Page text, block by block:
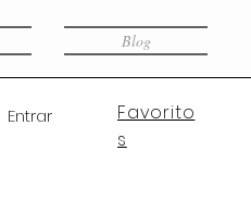
Blog
Entrar
Favorito
s